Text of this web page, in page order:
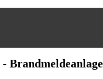
- Brandmeldeanlage